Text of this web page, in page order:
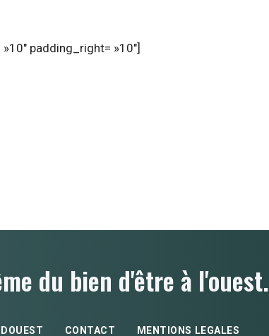
padding_right= »10″]
du bien d'être à l'ouest.
CONTACT MENTIONS LEGALES